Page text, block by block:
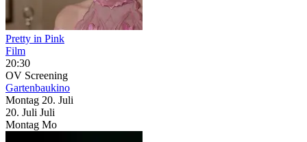
Pretty in Pink
Film
20:30
OV Screening
Gartenbaukino
Montag 20. Juli
20. Juli Juli
Montag Mo